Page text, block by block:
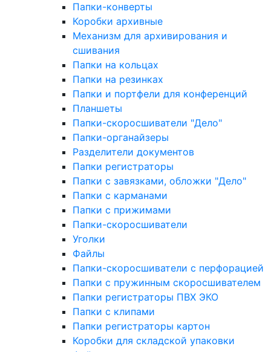
Папки-конверты
Коробки архивные
Механизм для архивирования и
сшивания
Папки на кольцах
Папки на резинках
Папки и портфели для конференций
Планшеты
Папки-скоросшиватели "Дело"
Папки-органайзеры
Разделители документов
Папки регистраторы
Папки с завязками, обложки "Дело"
Папки с карманами
Папки с прижимами
Папки-скоросшиватели
Уголки
Файлы
Папки-скоросшиватели с перфорацией
Папки с пружинным скоросшивателем
Папки регистраторы ПВХ ЭКО
Папки с клипами
Папки регистраторы картон
Коробки для складской упаковки